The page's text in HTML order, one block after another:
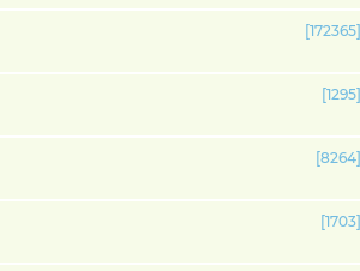
[172365]
[1295]
[8264]
[1703]